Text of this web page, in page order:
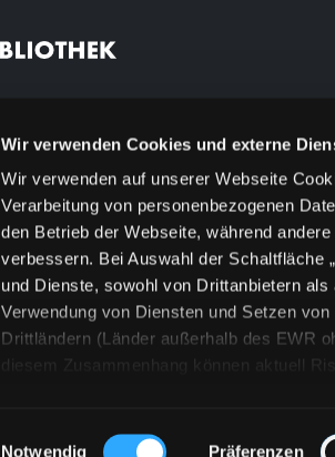
Wir verwenden Cookies und externe
Wir verwenden auf unserer Webseite
Verarbeitung von personenbezogenen
den Betrieb der Webseite, während
verbessern. Bei Auswahl der Schaltfläche
und Dienste, sowohl von Drittanbietern
Verwendung von Diensten und Setzen
Drittländern (Länder außerhalb des EWR
diesem Zusammenhang können aktuell
„Details zeigen“ finden Sie Erklärungen
Einwilligungsauswahl
Notwendig Präferenzen
Feedback
Kontakt
Über uns
Jobs
Medienwunsch
FAQs